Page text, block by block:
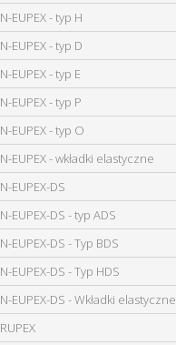
N-EUPEX - typ H
N-EUPEX - typ D
N-EUPEX - typ E
N-EUPEX - typ P
N-EUPEX - typ O
N-EUPEX - wkładki elastyczne
N-EUPEX-DS
N-EUPEX-DS - typ ADS
N-EUPEX-DS - Typ BDS
N-EUPEX-DS - Typ HDS
N-EUPEX-DS - Wkładki elastyczne
RUPEX